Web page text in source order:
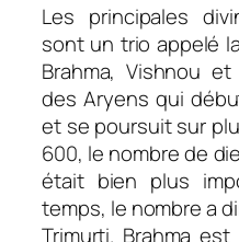
Les principales
sont un trio appelé
Brahma, Vishnou et
des Aryens qui
et se poursuit sur
600, le nombre de
était bien plus
temps, le nombre a
Trimurti. Brahma